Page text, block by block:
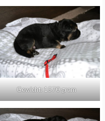
Gewicht: 1570 gram